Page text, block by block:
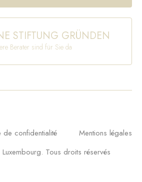
STIFTUNG GRÜNDEN
Berater sind für Sie da
de confidentialité
Mentions légales
Tous droits réservés